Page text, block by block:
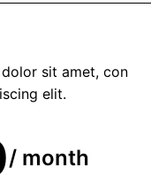
sit amet, con
elit.
/ month